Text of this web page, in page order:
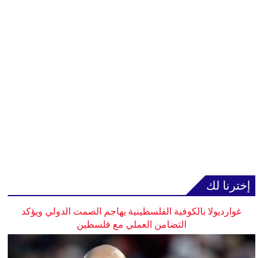
إخترنا لك
غوارديولا بالكوفية الفلسطينية يهاجم الصمت الدولي ويؤكد
التضامن العملي مع فلسطين